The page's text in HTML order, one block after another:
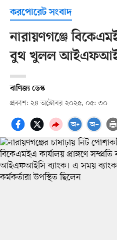
করপোরেট সংবাদ
নারায়ণগঞ্জে
বুথ খুলল
বাণিজ্য ডেস্ক
প্রকাশ: ২৪ অক্টোবর ২০২৫, ০৫: ৩০